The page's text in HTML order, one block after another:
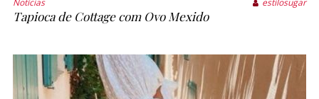
Notícias
estilosugar
Tapioca de Cottage com Ovo Mexido